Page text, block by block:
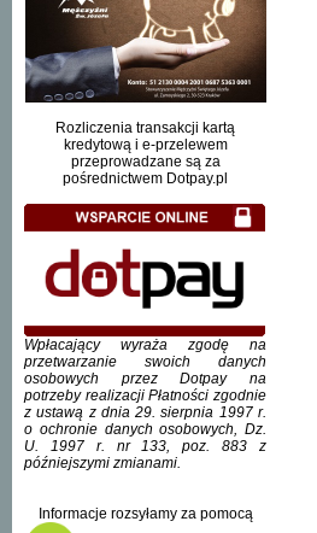
Rozliczenia transakcji kartą
kredytową i e-przelewem
przeprowadzane są za
pośrednictwem Dotpay.pl
Wpłacający wyraża zgodę na
przetwarzanie swoich danych
osobowych przez Dotpay na
potrzeby realizacji Płatności zgodnie
z ustawą z dnia 29. sierpnia 1997 r.
o ochronie danych osobowych, Dz.
U. 1997 r. nr 133, poz. 883 z
późniejszymi zmianami.
Informacje rozsyłamy za pomocą